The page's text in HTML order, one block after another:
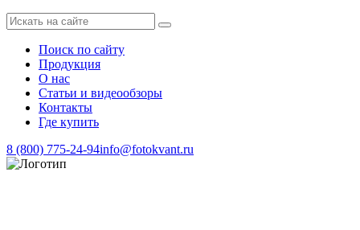
Поиск по сайту
Продукция
О нас
Статьи и видеообзоры
Контакты
Где купить
8 (800) 775-24-94info@fotokvant.ru